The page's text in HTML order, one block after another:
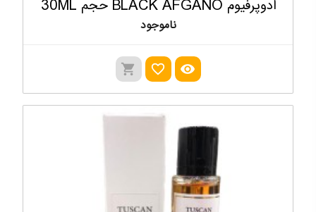
ادوپرفیوم BLACK AFGANO حجم 30ML
ناموجود
visibility
favorite_outline
shopping_cart